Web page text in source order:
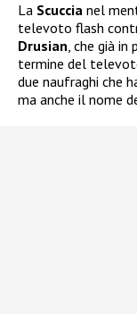
La Scuccia nel
televoto flash
Drusian, che già in
termine del
due naufraghi che
ma anche il nome